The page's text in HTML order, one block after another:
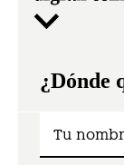
¿Dónde